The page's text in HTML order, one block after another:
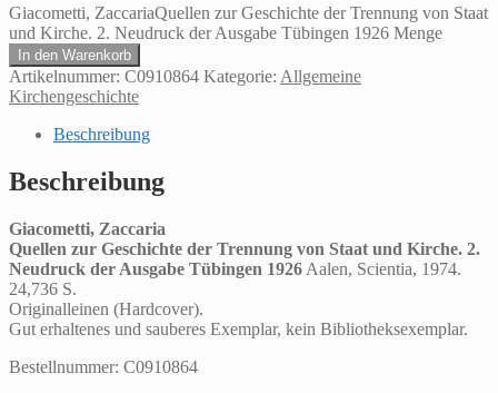
Giacometti, ZaccariaQuellen zur Geschichte der Trennung von Staat
und Kirche. 2. Neudruck der Ausgabe Tübingen 1926 Menge
In den Warenkorb
Artikelnummer: C0910864 Kategorie: Allgemeine
Kirchengeschichte
Beschreibung
Beschreibung
Giacometti, Zaccaria
Quellen zur Geschichte der Trennung von Staat und Kirche. 2.
Neudruck der Ausgabe Tübingen 1926 Aalen, Scientia, 1974.
24,736 S.
Originalleinen (Hardcover).
Gut erhaltenes und sauberes Exemplar, kein Bibliotheksexemplar.
Bestellnummer: C0910864